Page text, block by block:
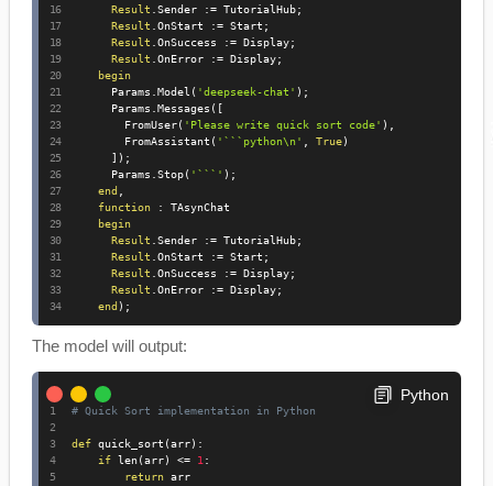
Result
Sender := TutorialHub;
Result
OnStart := Start ;
Result
OnSuccess := Display;
Result
OnError := Display;
begin
      Params
Model ( 'deepseek-chat' ) ;
      Params
Messages ( [
        FromUser
( 'Please write quick sort code' )
        FromAssistant
( '```python\n' True)
] ) ;
      Params
Stop( '```' ) ;
end
function
:
TAsynChat
begin
Result
Sender := TutorialHub;
Result
OnStart := Start ;
Result
OnSuccess := Display;
Result
OnError := Display;
end ) ;
The model will output:
Python
# Quick Sort implementation in Python
def quick_sort (arr) :
if len(arr) <= 1 :
return arr